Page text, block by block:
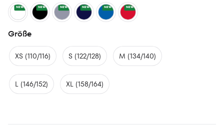
NEW NEW NEW NEW NEW NEW
Größe
XS (110/116) S (122/128) M (134/140)
L (146/152) XL (158/164)